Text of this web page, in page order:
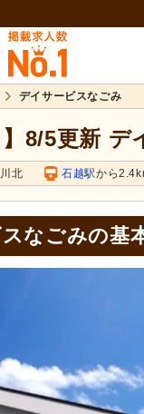
デイサービスなごみ
】8/5更新
北 石越駅から
なごみの基